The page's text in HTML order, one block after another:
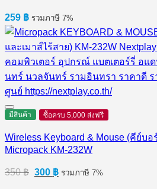
259 ฿ รวมภาษี 7%
มีสินค้า ซื้อครบ 5,000 ส่งฟรี
Wireless Keyboard & Mouse (คีย์บ
Micropack KM-232W
350฿ Original
price
300 ฿Current
price
รวมภาษี 7%